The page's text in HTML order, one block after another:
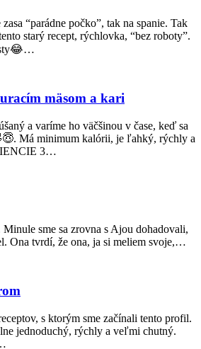
“parádne počko”, tak na spanie. Tak
starý recept, rýchlovka, “bez roboty”.
mäsom a kari
a varíme ho väčšinou v čase, keď sa
Má minimum kalórii, je ľahký, rýchly a
3…
sme sa zrovna s Ajou dohadovali,
Ona tvrdí, že ona, ja si meliem svoje,…
s ktorým sme začínali tento profil.
jednoduchý, rýchly a veľmi chutný.